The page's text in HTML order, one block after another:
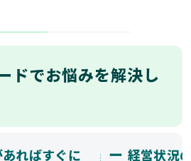
ドでお悩みを解決し
ればすぐに
ー 経営状況